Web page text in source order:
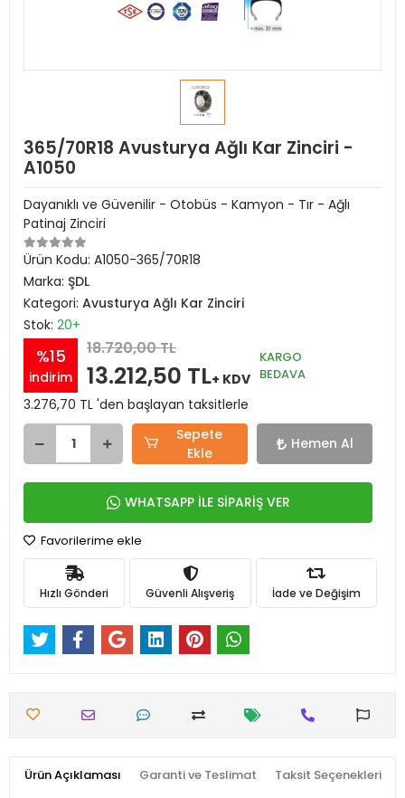
365/70R18 Avusturya Ağlı Kar Zinciri -
A1050
Dayanıklı ve Güvenilir - Otobüs - Kamyon - Tır - Ağlı
Patinaj Zinciri
Ürün Kodu: A1050-365/70R18
Marka: ŞDL
Kategori: Avusturya Ağlı Kar Zinciri
Stok: 20+
%15
indirim
18.720,00 TL
13.212,50 TL+ KDV
KARGO
BEDAVA
3.276,70 TL 'den başlayan taksitlerle
Sepete
Ekle
Hemen Al
WHATSAPP İLE SİPARİŞ VER
Favorilerime ekle
Hızlı Gönderi Güvenli Alışveriş İade ve Değişim
Ürün Açıklaması Garanti ve Teslimat Taksit Seçenekleri